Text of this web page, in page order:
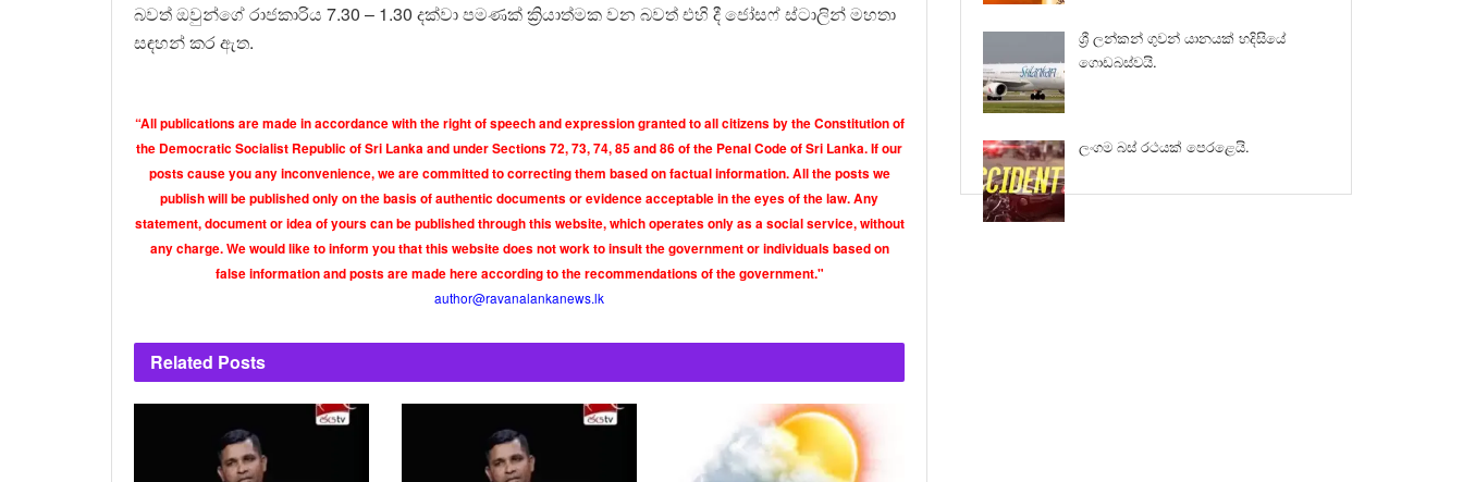
බවත් ඔවුන්ගේ රාජකාරිය 7.30 – 1.30 දක්වා පමණක් ක්‍රියාත්මක වන බවත් එහි දී ජෝසෆ් ස්ටාලින් මහතා
සඳහන් කර ඇත.
“All publications are made in accordance with the right of speech and expression granted to all citizens by the Constitution of
the Democratic Socialist Republic of Sri Lanka and under Sections 72, 73, 74, 85 and 86 of the Penal Code of Sri Lanka. If our
posts cause you any inconvenience, we are committed to correcting them based on factual information. All the posts we
publish will be published only on the basis of authentic documents or evidence acceptable in the eyes of the law. Any
statement, document or idea of yours can be published through this website, which operates only as a social service, without
any charge. We would like to inform you that this website does not work to insult the government or individuals based on
false information and posts are made here according to the recommendations of the government."
author@ravanalankanews.lk
Related Posts
ශ්‍රී ලන්කන් ගුවන් යානයක් හදිසියේ
ගොඩබස්වයි.
ලංගම බස් රථයක් පෙරළෙයි.